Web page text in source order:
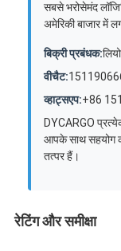
सबसे भरोसेमंद
अमेरिकी बाजार में
बिक्री प्रबंधक:
वीचैट:
व्हाट्सएप:+86
DYCARGO
आपके साथ सहयोग
तत्पर हैं।
रेटिंग और समीक्षा